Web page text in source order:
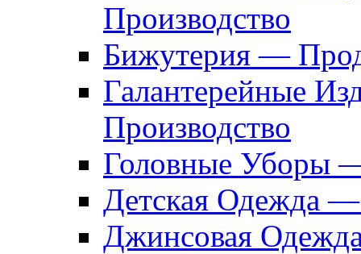
Производство
Бижутерия —
Галантерейные
Производство
Головные Уборы
Детская Одежда
Джинсовая